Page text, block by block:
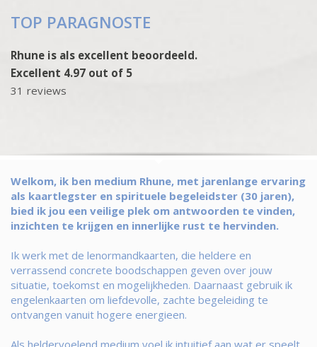
TOP PARAGNOSTE
Rhune is als excellent beoordeeld.
Excellent 4.97 out of 5
31 reviews
Welkom, ik ben medium Rhune, met jarenlange ervaring
als kaartlegster en spirituele begeleidster (30 jaren),
bied ik jou een veilige plek om antwoorden te vinden,
inzichten te krijgen en innerlijke rust te hervinden.
Ik werk met de lenormandkaarten, die heldere en
verrassend concrete boodschappen geven over jouw
situatie, toekomst en mogelijkheden. Daarnaast gebruik ik
engelenkaarten om liefdevolle, zachte begeleiding te
ontvangen vanuit hogere energieen.